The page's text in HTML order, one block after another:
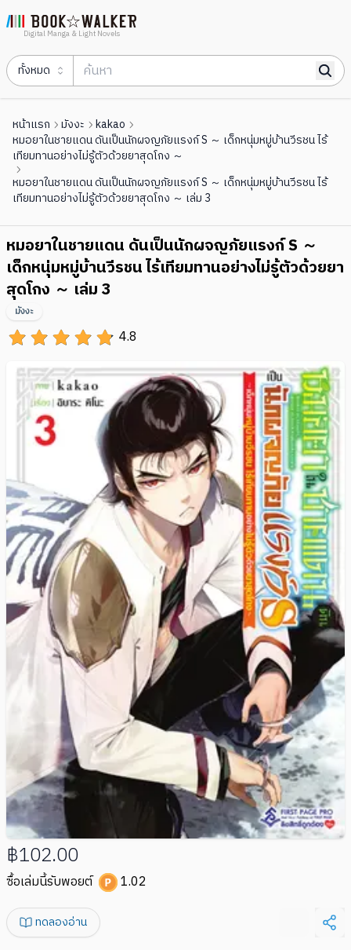
Digital Manga & Light Novels
ทั้งหมด
หน้าแรก มังงะ
kakao
หมอยาในชายแดน ดันเป็นนักผจญภัยแรงก์ S ～ เด็กหนุ่มหมู่บ้านวีรชน ไร้
เทียมทานอย่างไม่รู้ตัวด้วยยาสุดโกง ～
หมอยาในชายแดน ดันเป็นนักผจญภัยแรงก์ S ～ เด็กหนุ่มหมู่บ้านวีรชน ไร้
เทียมทานอย่างไม่รู้ตัวด้วยยาสุดโกง ～ เล่ม 3
หมอยาในชายแดน ดันเป็นนักผจญภัยแรงก์ S ～
เด็กหนุ่มหมู่บ้านวีรชน ไร้เทียมทานอย่างไม่รู้ตัวด้วยยา
สุดโกง ～ เล่ม 3
4.8
มังงะ
฿102.00
ซื้อเล่มนี้รับพอยต์ 1.02
ทดลองอ่าน